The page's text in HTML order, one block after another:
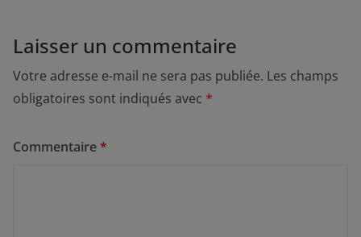
Laisser un commentaire
Votre adresse e-mail ne sera pas publiée. Les champs
obligatoires sont indiqués avec *
Commentaire*